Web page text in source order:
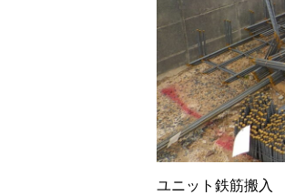
ユニット鉄筋搬入